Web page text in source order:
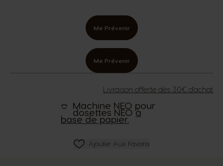
Me Prévenir
Me Prévenir
Machine NEO pour
dosettes NEO à
base de papier.
Livraison offerte dès 30€ d'achat
Ajouter Aux Favoris
Ajouter Aux Favoris